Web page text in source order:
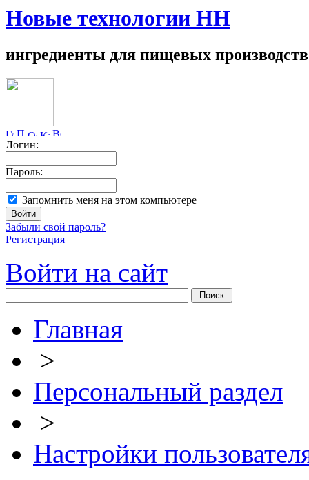
Новые технологии НН
ингредиенты для пищевых производств
Логин:
Пароль:
Запомнить меня на этом компьютере
Забыли свой пароль?
Регистрация
Войти на сайт
Главная
>
Персональный раздел
>
Настройки